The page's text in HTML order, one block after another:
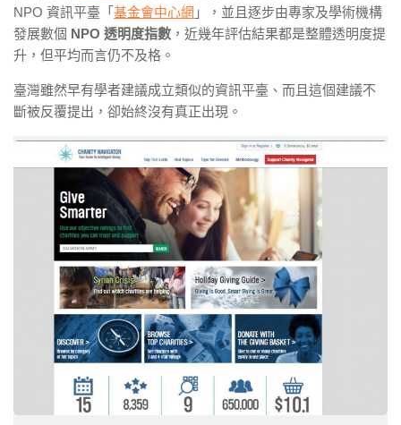
NPO 資訊平臺「 基金會中心網 」
，並且逐步由專家及學術機構
發展數個 NPO 透明度指數 ，近幾年評估結果都是整體透明度提
升，但平均而言仍不及格。
臺灣雖然早有學者建議成立類似的資訊平臺、而且這個建議不
斷被反覆提出，卻始終沒有真正出現。